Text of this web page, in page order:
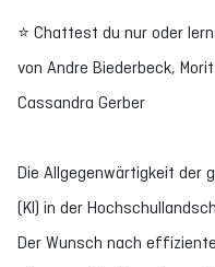
⭐ Chattest du nur oder
von Andre Biederbeck,
Cassandra Gerber
Die Allgegenwärtigkeit der
(KI) in der
Der Wunsch nach